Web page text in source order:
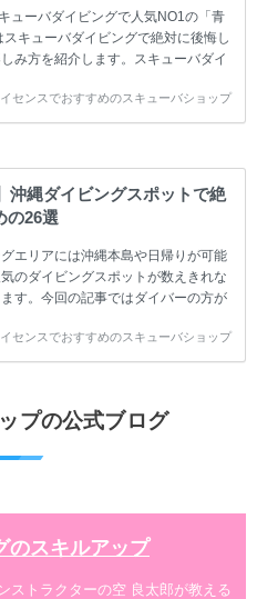
ンスカードの名称、トレーニング内
...
ューバダイビングで人気NO1の「青
キューバダイビングで絶対に後悔し
み方を紹介します。スキューバダイ
ない初心者の方に必見の内容です。
ングの始め方と楽しみ方について学
っかく楽しみにしていたスキューバ
無しになり後悔することになってしま
。 又、スキューバダイビングは事故
ポーツでもあります。もしかしたら
しまうかもしれません。 今回は現地
センスでおすすめのスキューバショップ
沖縄ダイビングスポットで絶
の26選
エリアには沖縄本島や日帰りが可能
のダイビングスポットが数えきれな
す。今回の記事ではダイバーの方が
します。 当スクールは、沖縄本島で
町、読谷村、恩納村、名護市、本部
。 ダイビングライセンスをお持ちの
センスでおすすめのスキューバショップ
プの公式ブログ
のスキルアップ
ストラクターの空 良太郎が教える